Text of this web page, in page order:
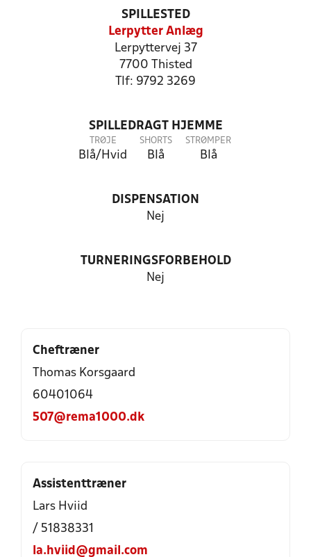
SPILLESTED
Lerpytter Anlæg
Lerpyttervej 37
7700 Thisted
Tlf: 9792 3269
SPILLEDRAGT HJEMME
TRØJE
Blå/Hvid
SHORTS
Blå
STRØMPER
Blå
DISPENSATION
Nej
TURNERINGSFORBEHOLD
Nej
Cheftræner
Thomas Korsgaard
60401064
507@rema1000.dk
Assistenttræner
Lars Hviid
/ 51838331
la.hviid@gmail.com